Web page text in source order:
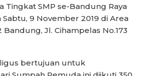
Tingkat SMP se-Bandung Raya
Sabtu, 9 November 2019 di Area
Bandung, Jl. Cihampelas No.173
bertujuan untuk